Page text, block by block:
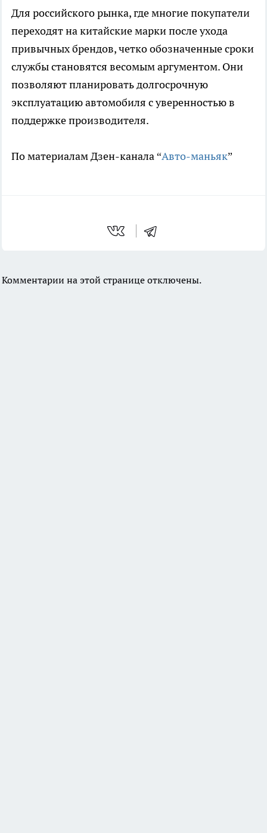
Для российского рынка, где многие покупатели
переходят на китайские марки после ухода
привычных брендов, четко обозначенные сроки
службы становятся весомым аргументом. Они
позволяют планировать долгосрочную
эксплуатацию автомобиля с уверенностью в
поддержке производителя.
По материалам Дзен-канала “Авто-маньяк”
Комментарии на этой странице отключены.